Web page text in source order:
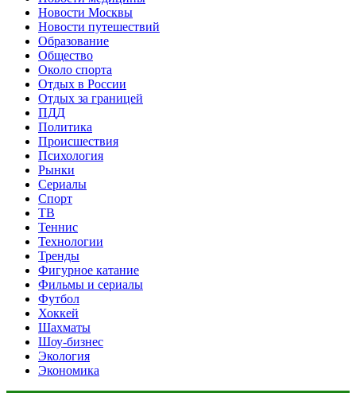
Новости Москвы
Новости путешествий
Образование
Общество
Около спорта
Отдых в России
Отдых за границей
ПДД
Политика
Происшествия
Психология
Рынки
Сериалы
Спорт
ТВ
Теннис
Технологии
Тренды
Фигурное катание
Фильмы и сериалы
Футбол
Хоккей
Шахматы
Шоу-бизнес
Экология
Экономика